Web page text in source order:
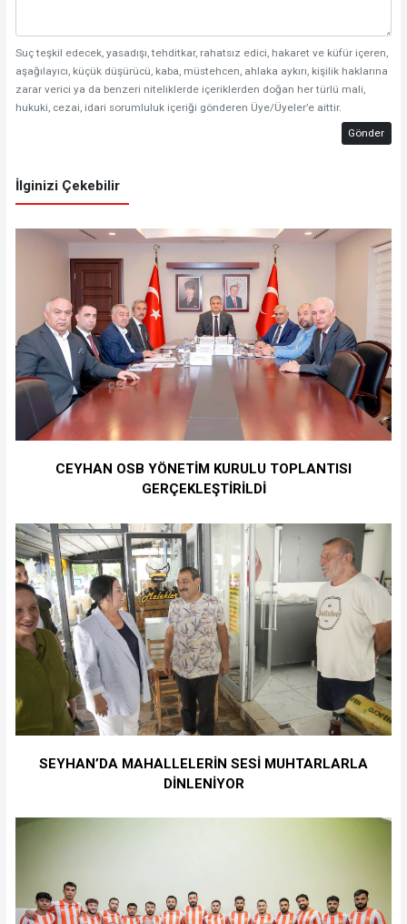
Suç teşkil edecek, yasadışı, tehditkar, rahatsız edici, hakaret ve küfür içeren,
aşağılayıcı, küçük düşürücü, kaba, müstehcen, ahlaka aykırı, kişilik haklarına
zarar verici ya da benzeri niteliklerde içeriklerden doğan her türlü mali,
hukuki, cezai, idari sorumluluk içeriği gönderen Üye/Üyeler’e aittir.
Gönder
İlginizi Çekebilir
CEYHAN OSB YÖNETİM KURULU TOPLANTISI
GERÇEKLEŞTİRİLDİ
SEYHAN’DA MAHALLELERİN SESİ MUHTARLARLA
DİNLENİYOR